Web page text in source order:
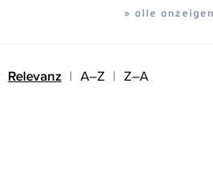
» alle anzeigen
Relevanz | A–Z | Z–A